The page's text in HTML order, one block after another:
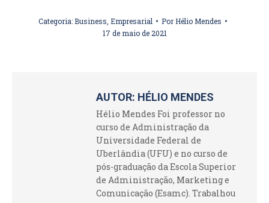
Categoria:Business Empresarial PorHélio Mendes
17 de maio de 2021
AUTOR: HÉLIO MENDES
Hélio Mendes Foi professor no
curso de Administração da
Universidade Federal de
Uberlândia (UFU) e no curso de
pós-graduação da Escola Superior
de Administração, Marketing e
Comunicação (Esamc). Trabalhou